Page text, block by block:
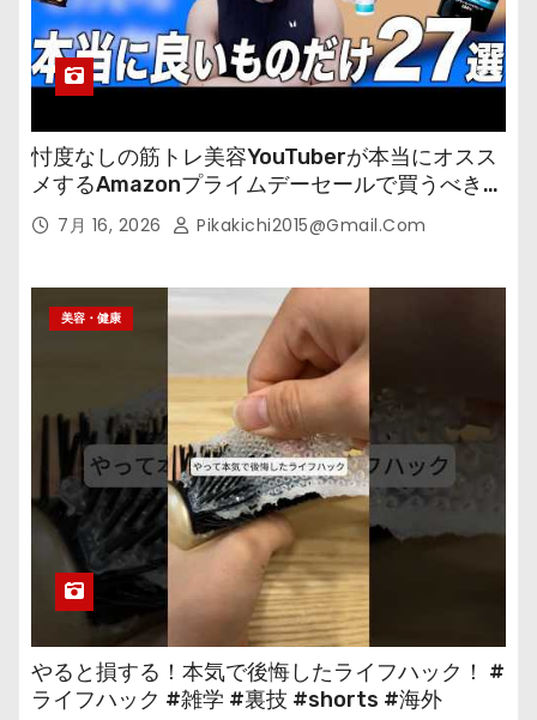
忖度なしの筋トレ美容YouTuberが本当にオスス
メするAmazonプライムデーセールで買うべきも
の 7月 16, 2026 Pikakichi2015@gmail.com
美容・健康
やると損する！本気で後悔したライフハック！ #
ライフハック #雑学 #裏技 #shorts #海外